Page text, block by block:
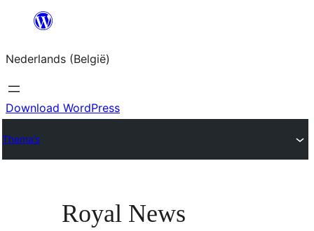
Spring
de
inhoud
Nederlands (België)
Download WordPress
Thema’s
Royal News